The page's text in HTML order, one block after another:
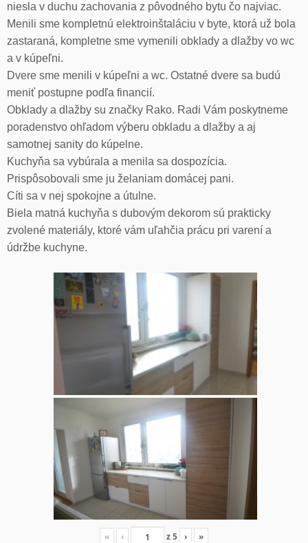
niesla v duchu zachovania z pôvodného bytu čo najviac.
Menili sme kompletnú elektroinštaláciu v byte, ktorá už bola
zastaraná, kompletne sme vymenili obklady a dlažby vo wc
a v kúpeľni.
Dvere sme menili v kúpeľni a wc. Ostatné dvere sa budú
meniť postupne podľa financií.
Obklady a dlažby su značky Rako. Radi Vám poskytneme
poradenstvo ohľadom výberu obkladu a dlažby a aj
samotnej sanity do kúpelne.
Kuchyňa sa vybúrala a menila sa dospozícia.
Prispôsobovali sme ju želaniam domácej pani.
Cíti sa v nej spokojne a útulne.
Biela matná kuchyňa s dubovým dekorom sú prakticky
zvolené materiály, ktoré vám uľahčia prácu pri varení a
údržbe kuchyne.
« ‹ z5 › »